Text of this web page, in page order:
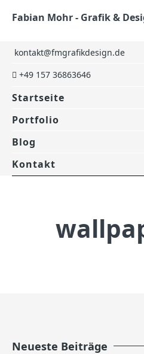
Fabian Mohr - Grafik &
kontakt@fmgrafikdesign.de
+49 157 36863646
Startseite
Portfolio
Blog
Kontakt
Neueste Beiträge